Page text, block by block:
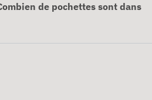
de pochettes sont dans